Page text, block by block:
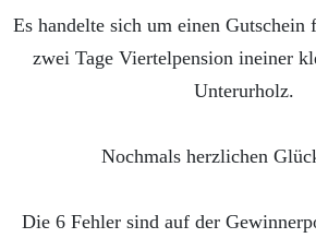
Es handelte sich um einen
zwei Tage Viertelpension ineiner
Unterurholz.
Nochmals herzlichen
Die 6 Fehler sind auf der